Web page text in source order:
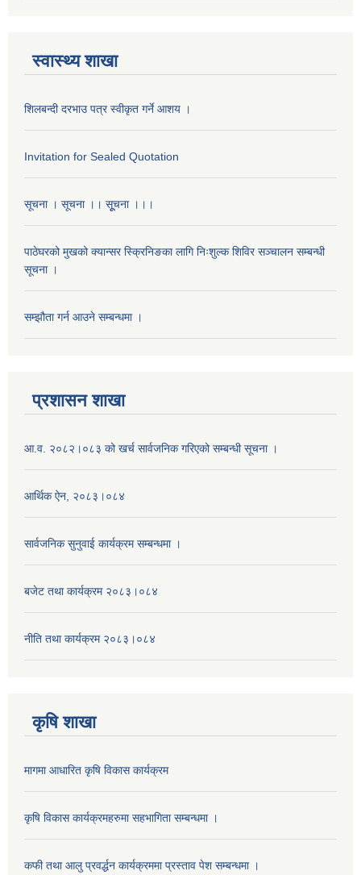
स्वास्थ्य शाखा
शिलबन्दी दरभाउ पत्र स्वीकृत गर्ने आशय ।
Invitation for Sealed Quotation
सूचना । सूचना ।। सूूचना ।।।
पाठेघरको मुखको क्यान्सर स्क्रिनिङका लागि निःशुल्क शिविर सञ्चालन सम्बन्धी
सूचना ।
सम्झौता गर्न आउने सम्बन्धमा ।
प्रशासन शाखा
आ.व. २०८२।०८३ को खर्च सार्वजनिक गरिएको सम्बन्धी सूचना ।
आर्थिक ऐन, २०८३।०८४
सार्वजनिक सुनुवाई कार्यक्रम सम्बन्धमा ।
बजेट तथा कार्यक्रम २०८३।०८४
नीति तथा कार्यक्रम २०८३।०८४
कृषि शाखा
मागमा आधारित कृषि विकास कार्यक्रम
कृषि विकास कार्यक्रमहरुमा सहभागिता सम्बन्धमा ।
कफी तथा आलु प्रवर्द्धन कार्यक्रममा प्रस्ताव पेश सम्बन्धमा ।